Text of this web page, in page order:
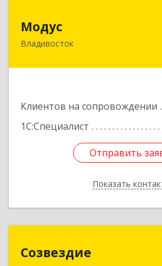
Модус
Владивосток
Клиентов на сопровождении
1С:Специалист
Отправить
Показать
690091, Приморский край,
Отправить
Назад
Созвездие